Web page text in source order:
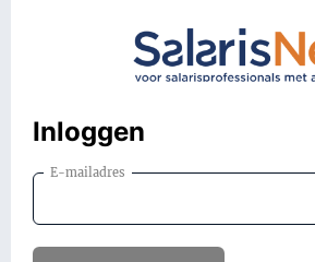
Inloggen
E-mailadres